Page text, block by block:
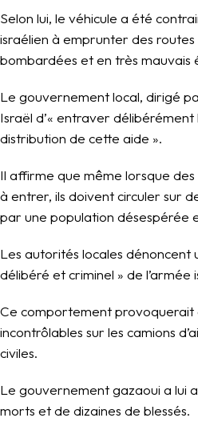
Selon lui, le véhicule a été
israélien à emprunter des routes
bombardées et en très mauvais
Le gouvernement local, dirigé
Israël d’« entraver
distribution de cette aide ».
Il affirme que même lorsque
à entrer, ils doivent circuler sur
par une population désespérée
Les autorités locales dénoncent
délibéré et criminel » de l’armée
Ce comportement provoquerait
incontrôlables sur les camions
civiles.
Le gouvernement gazaoui a lui
morts et de dizaines de blessés.